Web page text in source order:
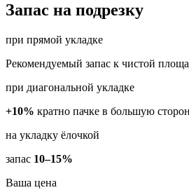
Запас на подрезку
при прямой укладке
Рекомендуемый запас к чистой
при диагональной укладке
+10% кратно пачке в большую
на укладку ёлочкой
запас 10–15%
Ваша цена